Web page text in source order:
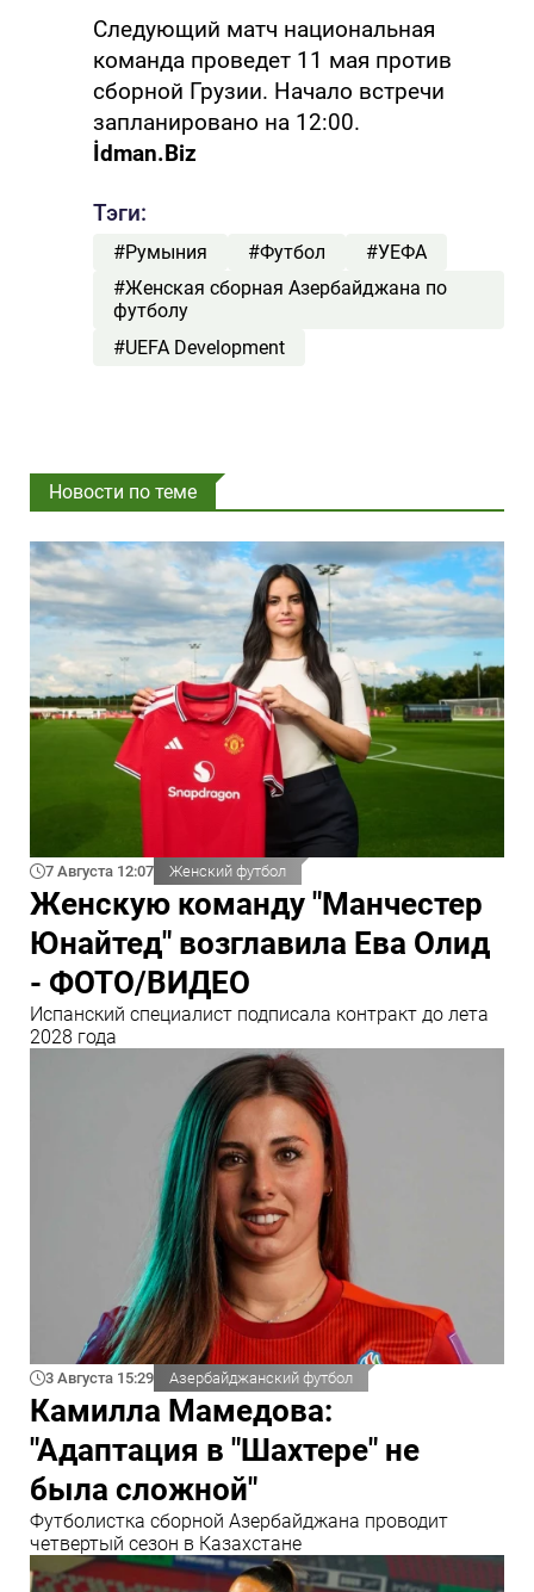
Следующий матч национальная
команда проведет 11 мая против
сборной Грузии. Начало встречи
запланировано на 12:00.
İdman.Biz
Тэги:
#Румыния #Футбол
#УЕФА
#Женская сборная Азербайджана по
футболу
#UEFA Development
Новости по теме
7 Августа 12:07 Женский футбол
Женскую команду "Манчестер
Юнайтед" возглавила Ева Олид
- ФОТО/ВИДЕО
Испанский специалист подписала контракт до лета
2028 года
3 Августа 15:29 Азербайджанский футбол
Камилла Мамедова:
"Адаптация в "Шахтере" не
была сложной"
Футболистка сборной Азербайджана проводит
четвертый сезон в Казахстане